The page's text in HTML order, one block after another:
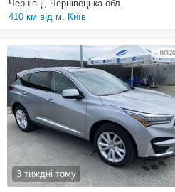
Чернівці, Чернівецька обл.
410 км від м. Київ
3 тиждні тому